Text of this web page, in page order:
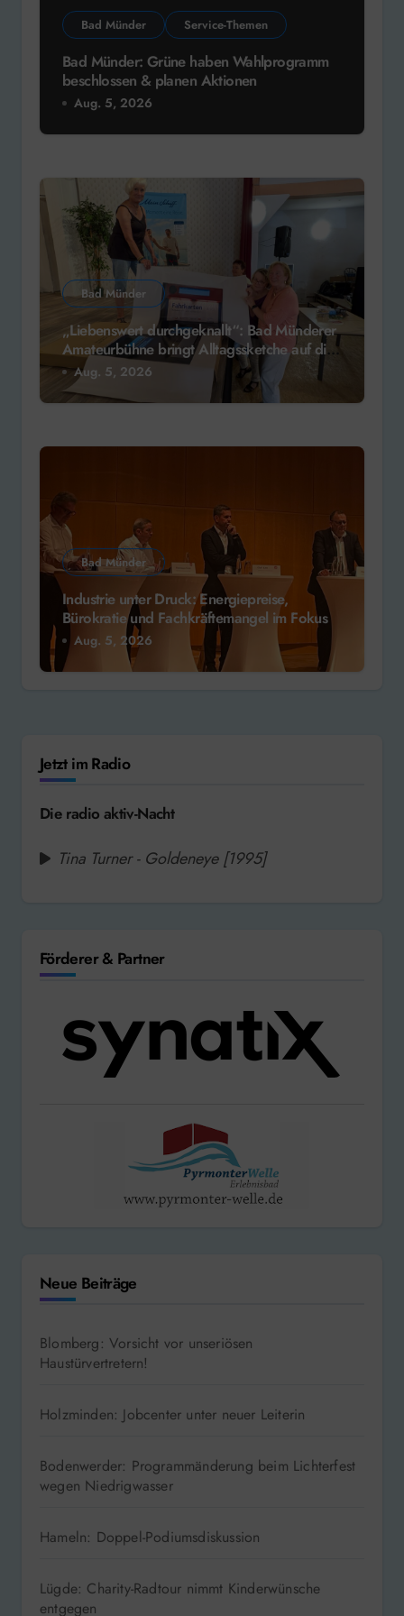
Bad Münder Service-Themen
Bad Münder: Grüne haben Wahlprogramm
beschlossen & planen Aktionen
Aug. 5, 2026
Bad Münder
„Liebenswert durchgeknallt“: Bad Münderer
Amateurbühne bringt Alltagssketche auf die
Bühne
Aug. 5, 2026
Bad Münder
Industrie unter Druck: Energiepreise,
Bürokratie und Fachkräftemangel im Fokus
Aug. 5, 2026
Jetzt im Radio
Die radio aktiv-Nacht
Tina Turner - Goldeneye [1995]
Förderer & Partner
Neue Beiträge
Blomberg: Vorsicht vor unseriösen
Haustürvertretern!
Holzminden: Jobcenter unter neuer Leiterin
Bodenwerder: Programmänderung beim Lichterfest
wegen Niedrigwasser
Hameln: Doppel-Podiumsdiskussion
Lügde: Charity-Radtour nimmt Kinderwünsche
entgegen